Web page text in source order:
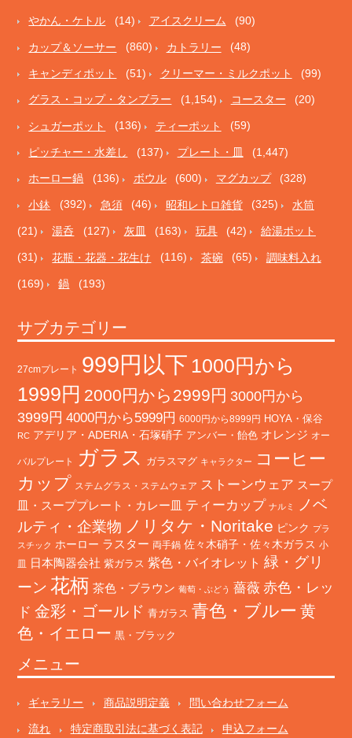
やかん・ケトル (14) アイスクリーム (90)
カップ＆ソーサー (860) カトラリー (48)
キャンディポット (51) クリーマー・ミルクポット (99)
グラス・コップ・タンブラー (1,154) コースター (20)
シュガーポット (136) ティーポット (59)
ピッチャー・水差し (137) プレート・皿 (1,447)
ホーロー鍋 (136) ボウル (600) マグカップ (328)
小鉢 (392) 急須 (46) 昭和レトロ雑貨 (325) 水筒
(21) 湯呑 (127) 灰皿 (163) 玩具 (42) 給湯ポット
(31) 花瓶・花器・花生け (116) 茶碗 (65) 調味料入れ
(169) 鍋 (193)
サブカテゴリー
27cmプレート 999円以下 1000円から
1999円 2000円から2999円 3000円から
3999円 4000円から5999円 6000円から8999円 HOYA・保谷
RC アデリア・ADERIA・石塚硝子 アンバー・飴色 オレンジ オー
バルプレート ガラス ガラスマグ キャラクター
コーヒー
カップ ステムグラス・ステムウェア ストーンウェア スープ
皿・スーププレート・カレー皿 ティーカップ ナルミ
ノベ
ルティ・企業物 ノリタケ・Noritake ピンク プラ
スチック ホーロー ラスター 両手鍋 佐々木硝子・佐々木ガラス 小
皿
日本陶器会社 紫ガラス 紫色・バイオレット 緑・グリ
ーン 花柄 茶色・ブラウン 葡萄・ぶどう 薔薇 赤色・レッ
ド 金彩・ゴールド 青ガラス 青色・ブルー 黄
色・イエロー 黒・ブラック
メニュー
ギャラリー 商品説明定義 問い合わせフォーム
流れ 特定商取引法に基づく表記 申込フォーム